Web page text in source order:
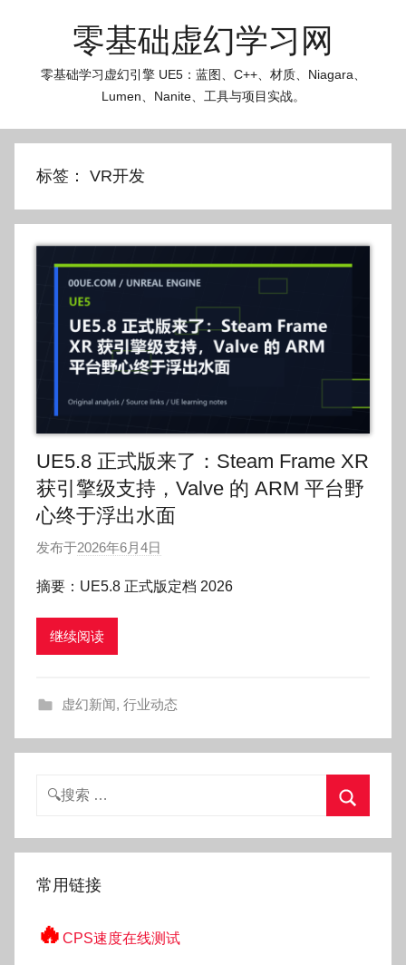
零基础虚幻学习网
零基础学习虚幻引擎 UE5：蓝图、C++、材质、Niagara、
Lumen、Nanite、工具与项目实战。
标签： VR开发
UE5.8 正式版来了：Steam Frame XR
获引擎级支持，Valve 的 ARM 平台野
心终于浮出水面
发布于2026年6月4日
:
g
o
摘要：UE5.8 正式版定档 2026
继续阅读
虚幻新闻, 行业动态
搜
索
常用链接
🔥 CPS速度在线测试